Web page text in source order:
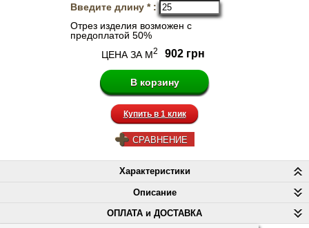
Введите длину * :
Отрез изделия возможен с
предоплатой 50%
ЦЕНА ЗА М2 902 грн
Купить в 1 клик
СРАВНЕНИЕ
Характеристики
Описание
ОПЛАТА и ДОСТАВКА